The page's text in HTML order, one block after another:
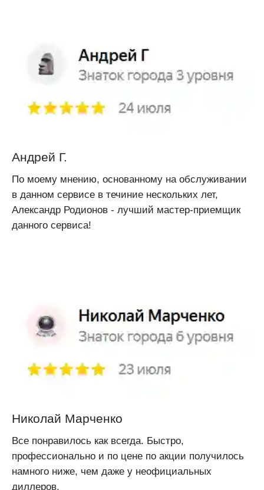
Андрей Г.
По моему мнению, основанному на обслуживании
в данном сервисе в течиние нескольких лет,
Александр Родионов - лучший мастер-приемщик
данного сервиса!
Николай Марченко
Все понравилось как всегда. Быстро,
профессионально и по цене по акции получилось
намного ниже, чем даже у неофициальных
диллеров.